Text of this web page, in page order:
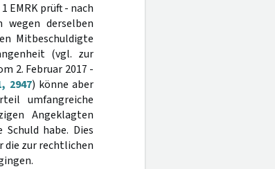
EMRK prüft - nach
derselben
Mitbeschuldigte
(vgl. zur
2. Februar 2017 -
2947) könne aber
umfangreiche
Angeklagten
habe. Dies
die zur rechtlichen